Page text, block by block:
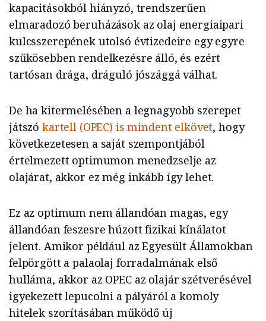
kapacitásokból hiányzó, trendszerűen
elmaradozó beruházások az olaj energiaipari
kulcsszerepének utolsó évtizedeire egy egyre
szűkösebben rendelkezésre álló, és ezért
tartósan drága, dráguló jószággá válhat.
De ha kitermelésében a legnagyobb szerepet
játszó kartell (OPEC) is mindent elkövet, hogy
következetesen a saját szempontjából
értelmezett optimumon menedzselje az
olajárat, akkor ez még inkább így lehet.
Ez az optimum nem állandóan magas, egy
állandóan feszesre húzott fizikai kínálatot
jelent. Amikor például az Egyesült Államokban
felpörgött a palaolaj forradalmának első
hulláma, akkor az OPEC az olajár szétverésével
igyekezett lepucolni a pályáról a komoly
hitelek szorításában működő új